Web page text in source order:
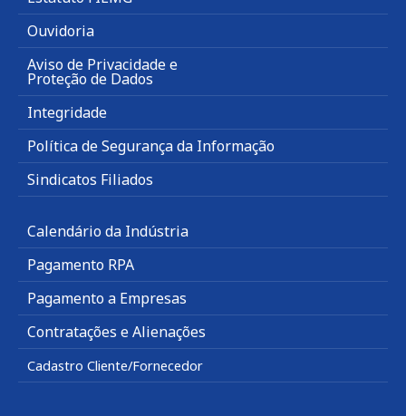
Ouvidoria
Aviso de Privacidade e
Proteção de Dados
Integridade
Política de Segurança da Informação
Sindicatos Filiados
Calendário da Indústria
Pagamento RPA
Pagamento a Empresas
Contratações e Alienações
Cadastro Cliente/Fornecedor